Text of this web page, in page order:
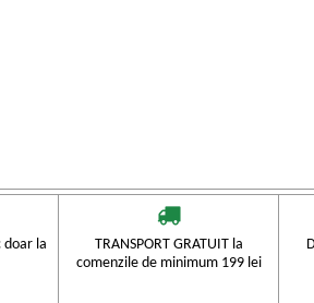
doar la
TRANSPORT GRATUIT la
comenzile de minimum 199 lei